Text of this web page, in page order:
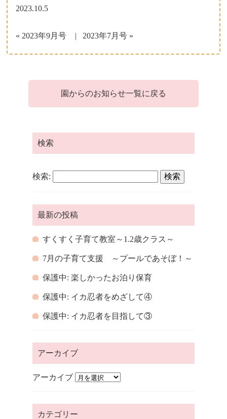
子育て支援について
2023.10.5
« 2023年9月号 2023年7月号 »
園からのお知らせ一覧に戻る
検索
検索:
最新の投稿
すくすく子育て教室～1.2歳クラス～
7月の子育て支援 ～プールであそぼ！～
保護中: 楽しかったお泊り保育
保護中: イカ忍者をめざして④
保護中: イカ忍者を目指して③
アーカイブ
アーカイブ
カテゴリー